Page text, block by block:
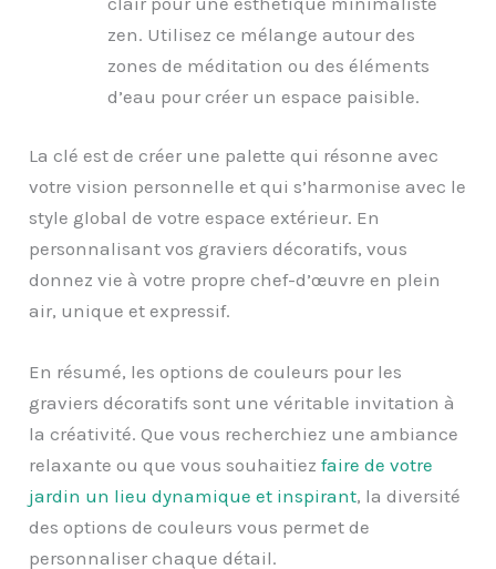
zen. Utilisez ce mélange autour des
zones de méditation ou des éléments
d’eau pour créer un espace paisible.
La clé est de créer une palette qui résonne avec
votre vision personnelle et qui s’harmonise avec le
style global de votre espace extérieur. En
personnalisant vos graviers décoratifs, vous
donnez vie à votre propre chef-d’œuvre en plein
air, unique et expressif.
En résumé, les options de couleurs pour les
graviers décoratifs sont une véritable invitation à
la créativité. Que vous recherchiez une ambiance
relaxante ou que vous souhaitiezfaire de votre
jardin un lieu dynamique et inspirant, la diversité
des options de couleurs vous permet de
personnaliser chaque détail.